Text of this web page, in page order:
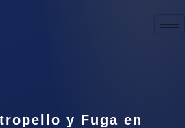
y Fuga en